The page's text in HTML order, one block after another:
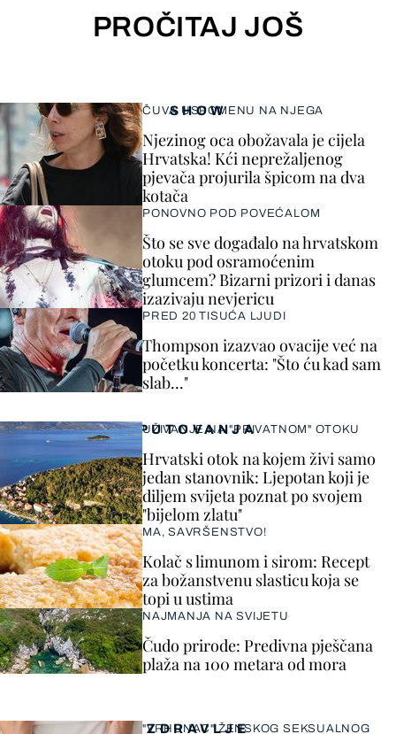
PROČITAJ JOŠ
SHOW
ČUVA USPOMENU NA NJEGA
Njezinog oca obožavala je cijela
Hrvatska! Kći neprežaljenog
pjevača projurila špicom na dva
kotača
PONOVNO POD POVEĆALOM
Što se sve događalo na hrvatskom
otoku pod osramoćenim
glumcem? Bizarni prizori i danas
izazivaju nevjericu
PRED 20 TISUĆA LJUDI
Thompson izazvao ovacije već na
početku koncerta: "Što ću kad sam
slab..."
ZDRAVLJE
"VRHUNAC" ŽENSKOG SEKSUALNOG
PUTOVANJA
UŽIVANJE NA "PRIVATNOM" OTOKU
Hrvatski otok na kojem živi samo
jedan stanovnik: Ljepotan koji je
diljem svijeta poznat po svojem
"bijelom zlatu"
MA, SAVRŠENSTVO!
Kolač s limunom i sirom: Recept
za božanstvenu slasticu koja se
topi u ustima
NAJMANJA NA SVIJETU
Čudo prirode: Predivna pješčana
plaža na 100 metara od mora